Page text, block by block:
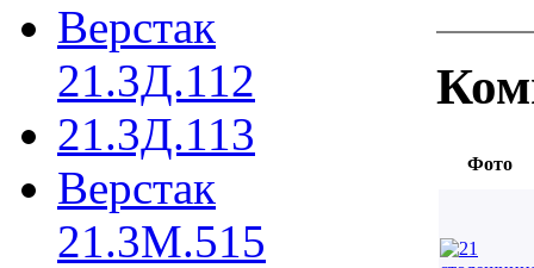
Верстак
21.3Д.112
21.3Д.113
Верстак
21.3М.515
Фото